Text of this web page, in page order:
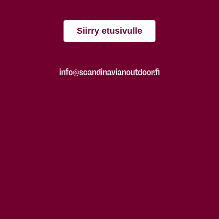
Siirry etusivulle
info@scandinavianoutdoor.fi